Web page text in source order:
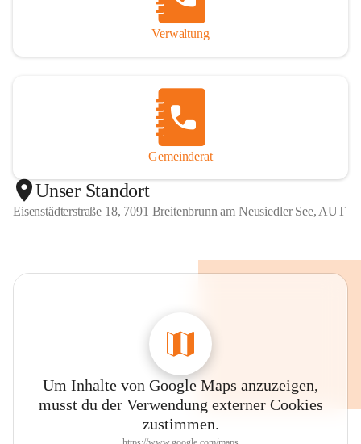
Verwaltung
Gemeinderat
Unser Standort
Eisenstädterstraße 18, 7091 Breitenbrunn am Neusiedler See, AUT
Um Inhalte von Google Maps anzuzeigen,
musst du der Verwendung externer Cookies
zustimmen.